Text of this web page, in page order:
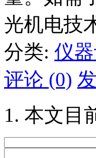
光机电技
分类: 仪
评论 (0)
本文目